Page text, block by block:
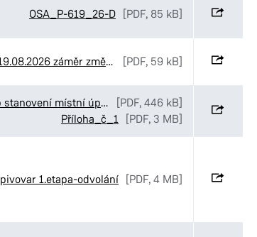
OSA_P-619_26-D [PDF, 85 kB]
21 do 19.08.2026 záměr změny NS [PDF, 59 kB]
vv oop stanovení místní úpravy OD U Sportovní školy
[PDF, 446 kB]
Příloha_č_1 [PDF, 3 MB]
pivovar 1.etapa-odvolání [PDF, 4 MB]